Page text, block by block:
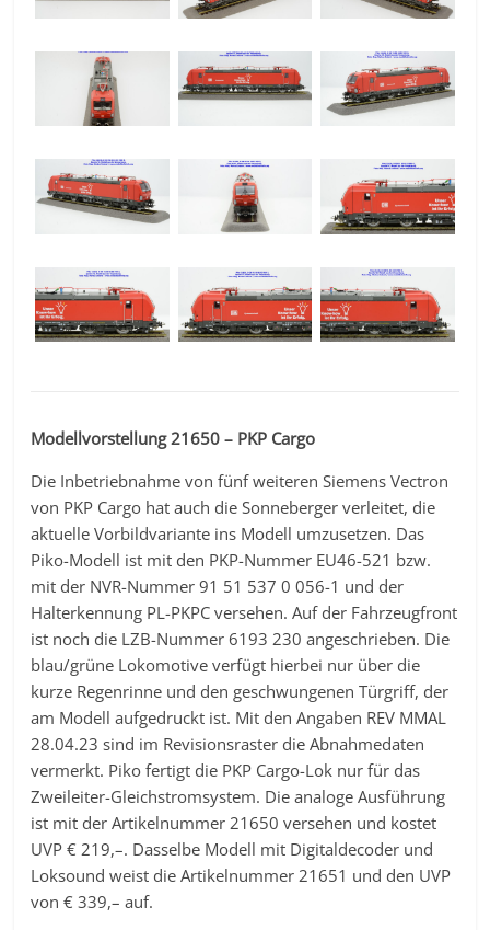
Modellvorstellung 21650 – PKP Cargo
Die Inbetriebnahme von fünf weiteren Siemens Vectron
von PKP Cargo hat auch die Sonneberger verleitet, die
aktuelle Vorbildvariante ins Modell umzusetzen. Das
Piko-Modell ist mit den PKP-Nummer EU46-521 bzw.
mit der NVR-Nummer 91 51 537 0 056-1 und der
Halterkennung PL-PKPC versehen. Auf der Fahrzeugfront
ist noch die LZB-Nummer 6193 230 angeschrieben. Die
blau/grüne Lokomotive verfügt hierbei nur über die
kurze Regenrinne und den geschwungenen Türgriff, der
am Modell aufgedruckt ist. Mit den Angaben REV MMAL
28.04.23 sind im Revisionsraster die Abnahmedaten
vermerkt. Piko fertigt die PKP Cargo-Lok nur für das
Zweileiter-Gleichstromsystem. Die analoge Ausführung
ist mit der Artikelnummer 21650 versehen und kostet
UVP € 219,–. Dasselbe Modell mit Digitaldecoder und
Loksound weist die Artikelnummer 21651 und den UVP
von € 339,– auf.